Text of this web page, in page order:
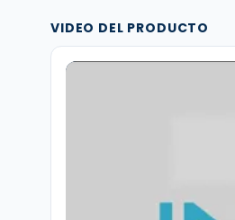
VIDEO DEL PRODUCTO